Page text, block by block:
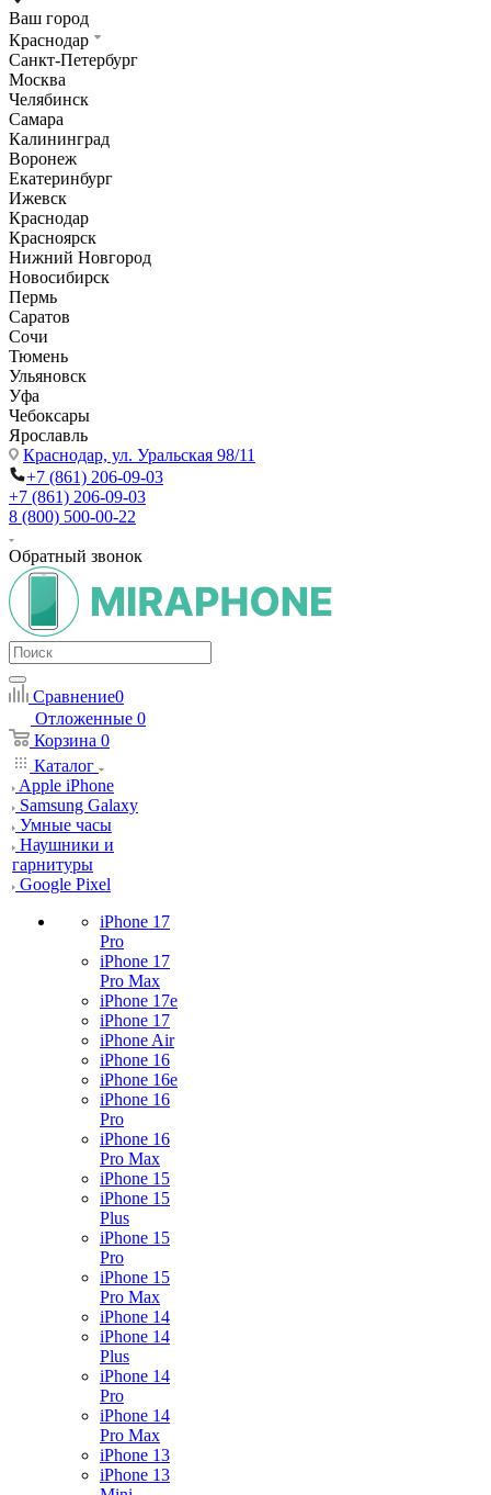
Ваш город
Краснодар
Санкт-Петербург
Москва
Челябинск
Самара
Калининград
Воронеж
Екатеринбург
Ижевск
Краснодар
Красноярск
Нижний Новгород
Новосибирск
Пермь
Саратов
Сочи
Тюмень
Ульяновск
Уфа
Чебоксары
Ярославль
Краснодар, ул. Уральская 98/11
+7 (861) 206-09-03
+7 (861) 206-09-03
8 (800) 500-00-22
Обратный звонок
Сравнение0
Отложенные 0
Корзина 0
Каталог
Apple iPhone
Samsung Galaxy
Умные часы
Наушники и
гарнитуры
Google Pixel
iPhone 17
Pro
iPhone 17
Pro Max
iPhone 17e
iPhone 17
iPhone Air
iPhone 16
iPhone 16e
iPhone 16
Pro
iPhone 16
Pro Max
iPhone 15
iPhone 15
Plus
iPhone 15
Pro
iPhone 15
Pro Max
iPhone 14
iPhone 14
Plus
iPhone 14
Pro
iPhone 14
Pro Max
iPhone 13
iPhone 13